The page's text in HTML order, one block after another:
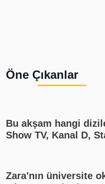
Öne Çıkanlar
Bu akşam hangi
Show TV, Kanal D,
Zara'nın üniversite